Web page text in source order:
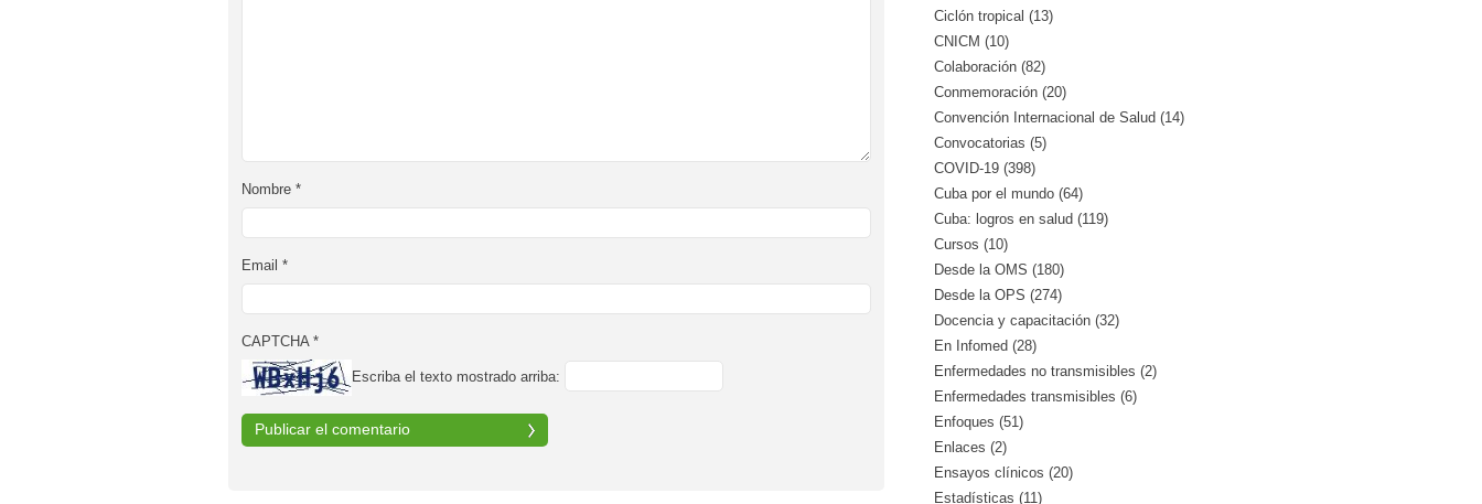
Nombre *
Email *
CAPTCHA *
Escriba el texto mostrado arriba:
Ciclón tropical (13)
CNICM (10)
Colaboración (82)
Conmemoración (20)
Convención Internacional de Salud (14)
Convocatorias (5)
COVID-19 (398)
Cuba por el mundo (64)
Cuba: logros en salud (119)
Cursos (10)
Desde la OMS (180)
Desde la OPS (274)
Docencia y capacitación (32)
En Infomed (28)
Enfermedades no transmisibles (2)
Enfermedades transmisibles (6)
Enfoques (51)
Enlaces (2)
Ensayos clínicos (20)
Estadísticas (11)